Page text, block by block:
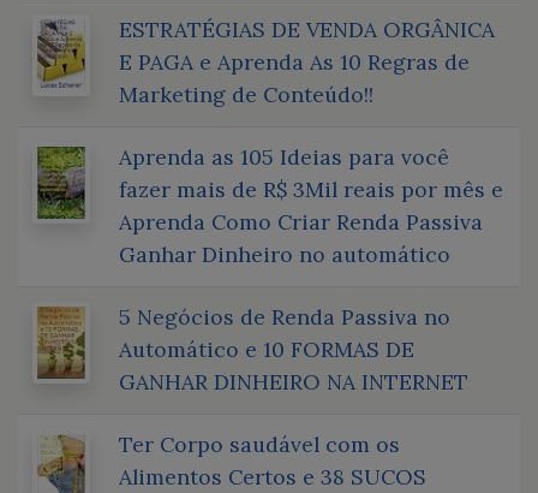
ESTRATÉGIAS DE VENDA ORGÂNICA
E PAGA e Aprenda As 10 Regras de
Marketing de Conteúdo!!
Aprenda as 105 Ideias para você
fazer mais de R$ 3Mil reais por mês e
Aprenda Como Criar Renda Passiva
Ganhar Dinheiro no automático
5 Negócios de Renda Passiva no
Automático e 10 FORMAS DE
GANHAR DINHEIRO NA INTERNET
Ter Corpo saudável com os
Alimentos Certos e 38 SUCOS